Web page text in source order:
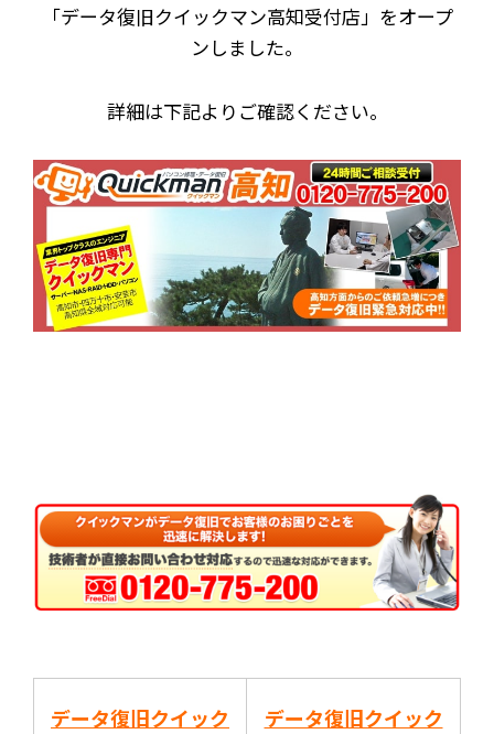
「データ復旧クイックマン高知受付店」をオープ
ンしました。
詳細は下記よりご確認ください。
データ復旧クイック
データ復旧クイック